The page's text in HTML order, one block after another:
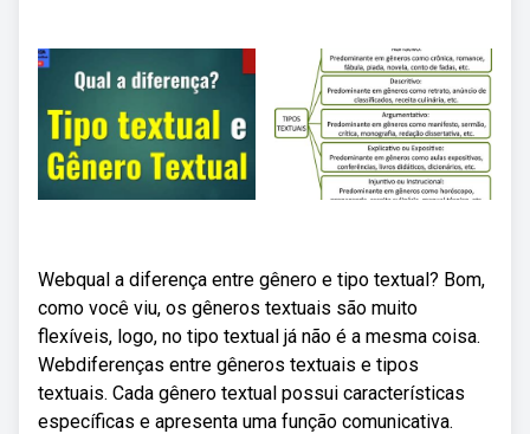
Webqual a diferença entre gênero e tipo textual? Bom,
como você viu, os gêneros textuais são muito
flexíveis, logo, no tipo textual já não é a mesma coisa.
Webdiferenças entre gêneros textuais e tipos
textuais. Cada gênero textual possui características
específicas e apresenta uma função comunicativa.